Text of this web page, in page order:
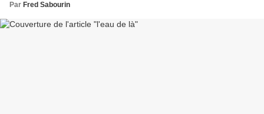
Par Fred Sabourin